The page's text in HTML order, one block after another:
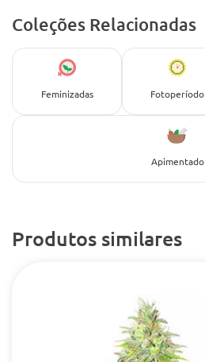
Coleções Relacionadas
Feminizadas Fotoperíodo
Apimentado
Produtos similares